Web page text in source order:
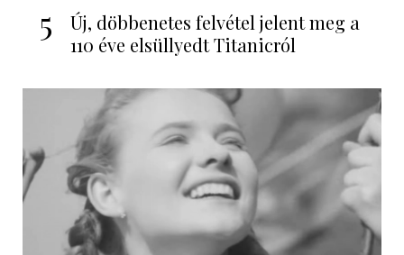
5
Új, döbbenetes felvétel jelent meg a
110 éve elsüllyedt Titanicról